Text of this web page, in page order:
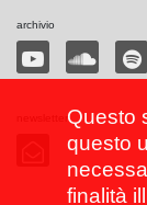
archivio
Questo
questo
finalità